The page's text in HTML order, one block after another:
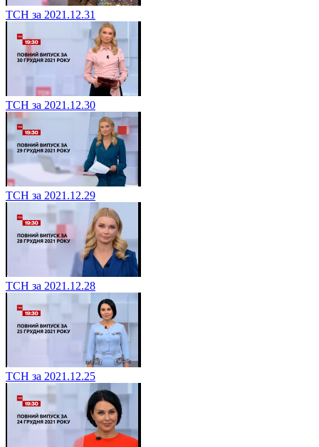
ТСН за 2021.12.31
ТСН за 2021.12.30
ТСН за 2021.12.29
ТСН за 2021.12.28
ТСН за 2021.12.25